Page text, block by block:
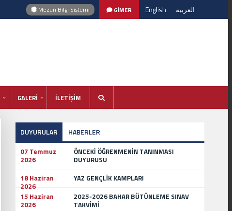
Mezun Bilgi Sistemi GİMER English العربية
GALERİ İLETİŞİM
DUYURULAR HABERLER
07 Temmuz
2026
ÖNCEKİ ÖĞRENMENİN TANINMASI
DUYURUSU
18 Haziran
2026
YAZ GENÇLİK KAMPLARI
15 Haziran
2026
2025-2026 BAHAR BÜTÜNLEME SINAV
TAKVİMİ